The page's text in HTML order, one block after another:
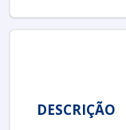
DESCRIÇÃO